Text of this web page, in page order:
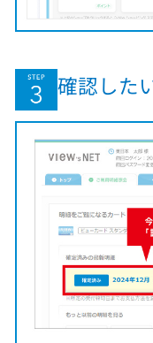
確認した